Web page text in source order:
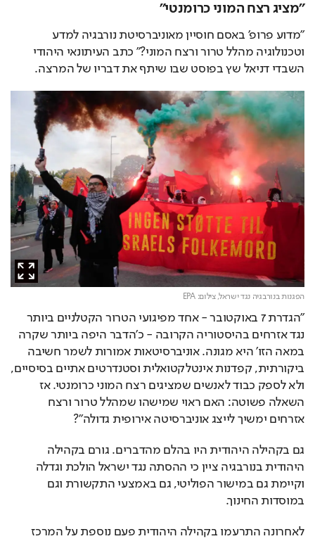
"מציג רצח המוני כרומנטי"
השבדי דניאל שץ בפוסט שבו שיתף את דבריו של המרצה.
הפגנות בנורבגיה נגד ישראל,צילום: EPA
אזרחים ימשיך לייצג אוניברסיטה אירופית גדולה"?
במוסדות החינוך.
לאחרונה התרעמו בקהילה היהודית פעם נוספת על המרכז